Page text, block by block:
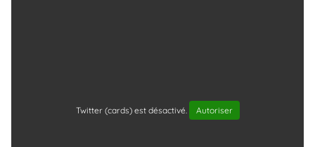
Twitter (cards) est désactivé. Autoriser